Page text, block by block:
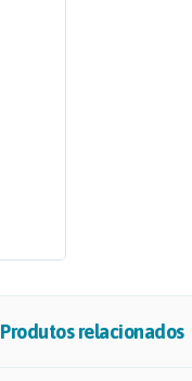
Produtos relacionados